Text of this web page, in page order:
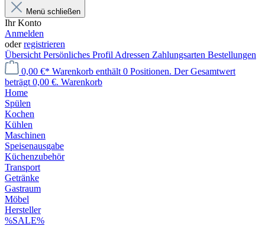
Menü schließen
Ihr Konto
Anmelden
oderregistrieren
Übersicht Persönliches Profil Adressen Zahlungsarten Bestellungen
0,00 €* Warenkorb enthält 0 Positionen. Der Gesamtwert
beträgt 0,00 €. Warenkorb
Home
Spülen
Kochen
Kühlen
Maschinen
Speisenausgabe
Küchenzubehör
Transport
Getränke
Gastraum
Möbel
Hersteller
%SALE%